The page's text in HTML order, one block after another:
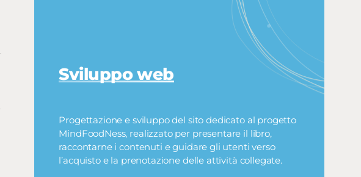
Sviluppo web
Progettazione e sviluppo del sito dedicato al progetto
MindFoodNess, realizzato per presentare il libro,
raccontarne i contenuti e guidare gli utenti verso
l’acquisto e la prenotazione delle attività collegate.